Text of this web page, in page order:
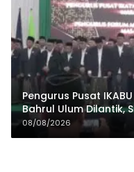
Pengurus Pusat
Bahrul Ulum Dilantik,
Organisasi dan
08/08/2026